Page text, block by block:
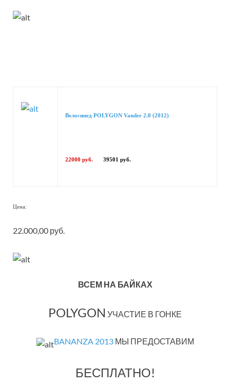
Велосипед POLYGON Vander 2.0 (2012)
22000 руб. 39501 руб.
Цена:
22.000,00 руб.
ВСЕМ НА БАЙКАХ
POLYGON УЧАСТИЕ В ГОНКЕ
BANANZA 2013МЫ ПРЕДОСТАВИМ
БЕСПЛАТНО!